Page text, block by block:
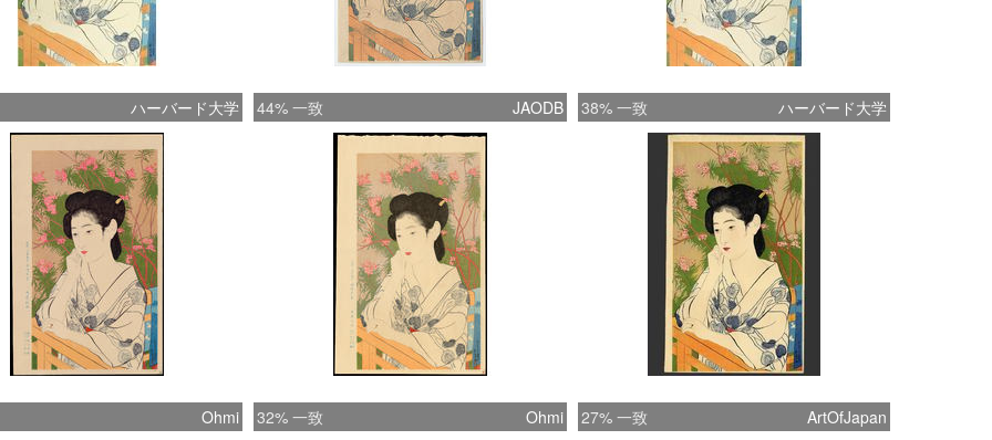
ハーバード大学 44% 一致 JAODB 38% 一致 ハーバード大学
Ohmi 32% 一致 Ohmi 27% 一致 ArtOfJapan